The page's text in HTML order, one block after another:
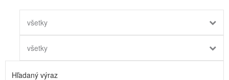
všetky
všetky